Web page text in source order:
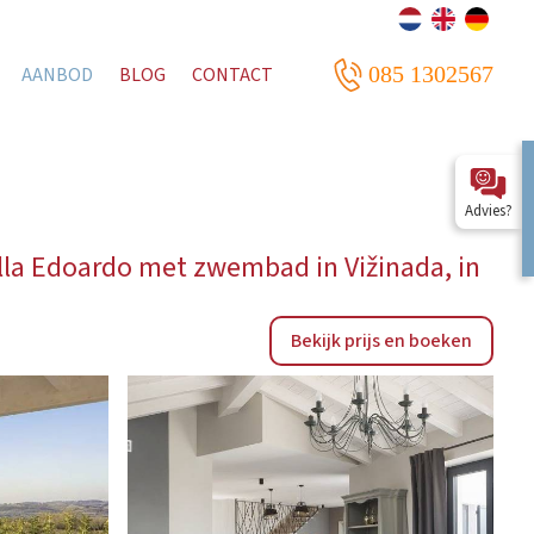
AANBOD BLOG CONTACT 085 1302567
Edoardo met zwembad in Vižinada, in
Bekijk prijs en boeken
Advies?